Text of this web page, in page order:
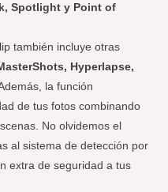
Spotlight y Point of
también incluye otras
Hyperlapse,
Además, la función
de tus fotos combinando
No olvidemos el
al sistema de detección por
extra de seguridad a tus